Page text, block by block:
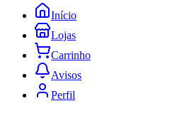
Início
Lojas
Carrinho
Avisos
Perfil